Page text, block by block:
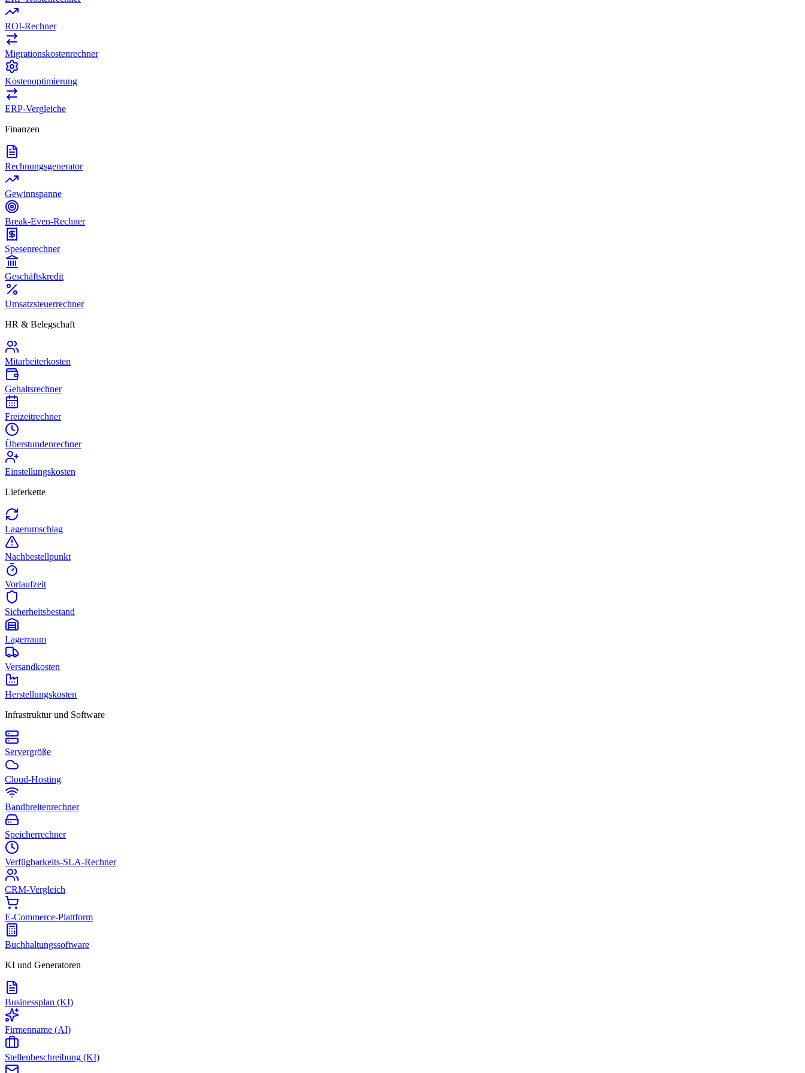
ROI-Rechner
Migrationskostenrechner
Kostenoptimierung
ERP-Vergleiche
Finanzen
Rechnungsgenerator
Gewinnspanne
Break-Even-Rechner
Spesenrechner
Geschäftskredit
Umsatzsteuerrechner
HR & Belegschaft
Mitarbeiterkosten
Gehaltsrechner
Freizeitrechner
Überstundenrechner
Einstellungskosten
Lieferkette
Lagerumschlag
Nachbestellpunkt
Vorlaufzeit
Sicherheitsbestand
Lagerraum
Versandkosten
Herstellungskosten
Infrastruktur und Software
Servergröße
Cloud-Hosting
Bandbreitenrechner
Speicherrechner
Verfügbarkeits-SLA-Rechner
CRM-Vergleich
E-Commerce-Plattform
Buchhaltungssoftware
KI und Generatoren
Businessplan (KI)
Firmenname (AI)
Stellenbeschreibung (KI)